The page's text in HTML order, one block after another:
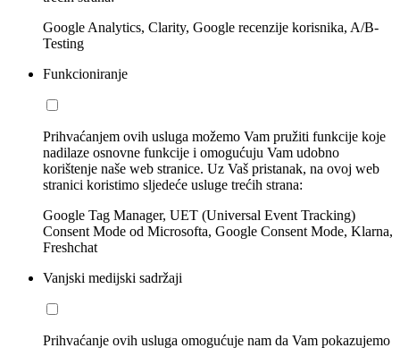
Google Analytics, Clarity, Google recenzije korisnika, A/B-
Testing
Funkcioniranje
Prihvaćanjem ovih usluga možemo Vam pružiti funkcije koje
nadilaze osnovne funkcije i omogućuju Vam udobno
korištenje naše web stranice. Uz Vaš pristanak, na ovoj web
stranici koristimo sljedeće usluge trećih strana:
Google Tag Manager, UET (Universal Event Tracking)
Consent Mode od Microsofta, Google Consent Mode, Klarna,
Freshchat
Vanjski medijski sadržaji
Prihvaćanje ovih usluga omogućuje nam da Vam pokazujemo